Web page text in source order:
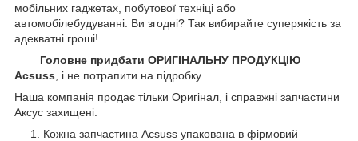
мобільних гаджетах, побутової техніці або
автомобілебудуванні. Ви згодні? Так вибирайте суперякість за
адекватні гроші!
Головне придбати ОРИГІНАЛЬНУ ПРОДУКЦІЮ
Acsuss , і не потрапити на підробку.
Наша компанія продає тільки Оригінал, і справжні запчастини
Аксус захищені:
Кожна запчастина Acsuss упакована в фірмовий